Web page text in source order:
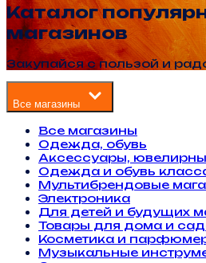
Каталог
магазинов
Закупайся с пользой и
Все магазины
Все магазины
Одежда, обувь
Аксессуары,
Одежда и обувь
Мультибрендовые
Электроника
Для детей и будущих
Товары для дома и
Косметика и
Музыкальные